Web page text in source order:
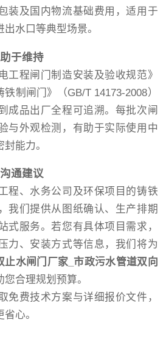
装及国内物流基础费用，适用于
水口等典型场景。
于维持
工程闸门制造安装及验收规范》
铁制闸门》（GB/T 14173-2008）
成品出厂全程可追溯。每批次闸
与外观检测，有助于实际使用中
能力。
通建议
程、水务公司及环保项目的铸铁
我们提供从图纸确认、生产排期
式服务。若您有具体项目需求，
力、安装方式等信息，我们将为
止水闸门厂家_市政污水管道双向
您合理规划预算。
免费技术方案与详细报价文件，
心。